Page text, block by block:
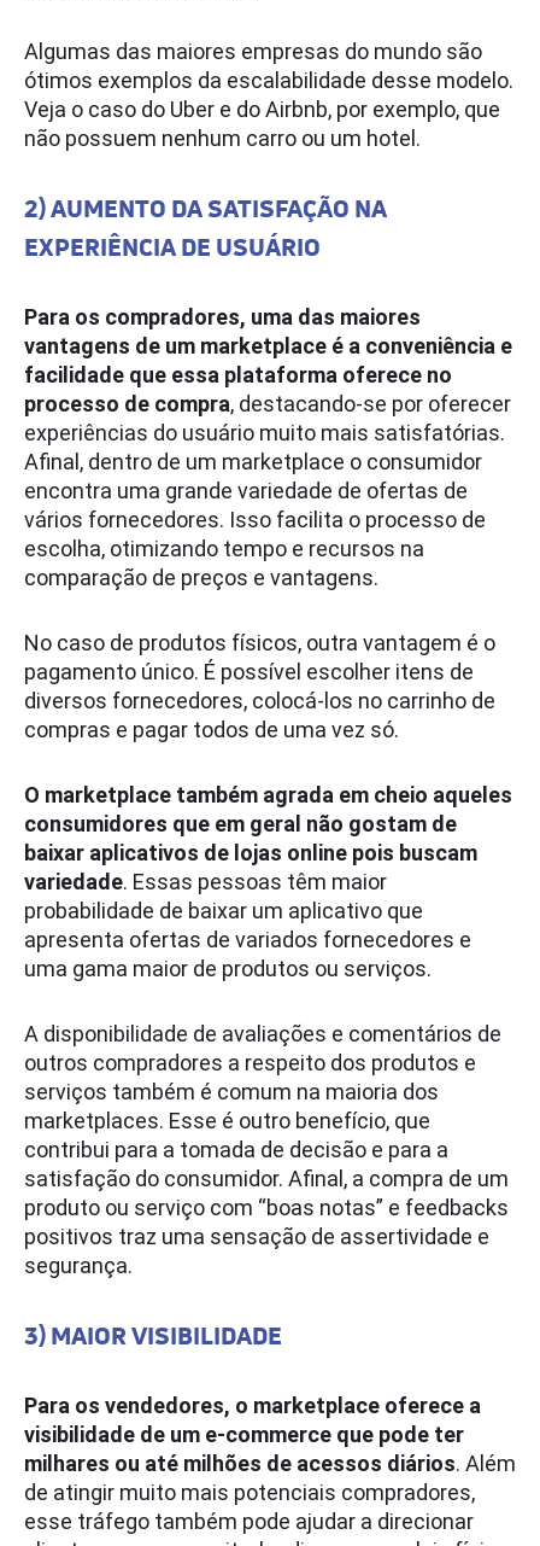
Algumas das maiores empresas do mundo são
ótimos exemplos da escalabilidade desse modelo.
Veja o caso do Uber e do Airbnb, por exemplo, que
não possuem nenhum carro ou um hotel.
2) AUMENTO DA SATISFAÇÃO NA
EXPERIÊNCIA DE USUÁRIO
Para os compradores, uma das maiores
vantagens de um marketplace é a conveniência e
facilidade que essa plataforma oferece no
processo de compra, destacando-se por oferecer
experiências do usuário muito mais satisfatórias.
Afinal, dentro de um marketplace o consumidor
encontra uma grande variedade de ofertas de
vários fornecedores. Isso facilita o processo de
escolha, otimizando tempo e recursos na
comparação de preços e vantagens.
No caso de produtos físicos, outra vantagem é o
pagamento único. É possível escolher itens de
diversos fornecedores, colocá-los no carrinho de
compras e pagar todos de uma vez só.
O marketplace também agrada em cheio aqueles
consumidores que em geral não gostam de
baixar aplicativos de lojas online pois buscam
variedade. Essas pessoas têm maior
probabilidade de baixar um aplicativo que
apresenta ofertas de variados fornecedores e
uma gama maior de produtos ou serviços.
A disponibilidade de avaliações e comentários de
outros compradores a respeito dos produtos e
serviços também é comum na maioria dos
marketplaces. Esse é outro benefício, que
contribui para a tomada de decisão e para a
satisfação do consumidor. Afinal, a compra de um
produto ou serviço com “boas notas” e feedbacks
positivos traz uma sensação de assertividade e
segurança.
3) MAIOR VISIBILIDADE
Para os vendedores, o marketplace oferece a
visibilidade de um e-commerce que pode ter
milhares ou até milhões de acessos diários. Além
de atingir muito mais potenciais compradores,
esse tráfego também pode ajudar a direcionar